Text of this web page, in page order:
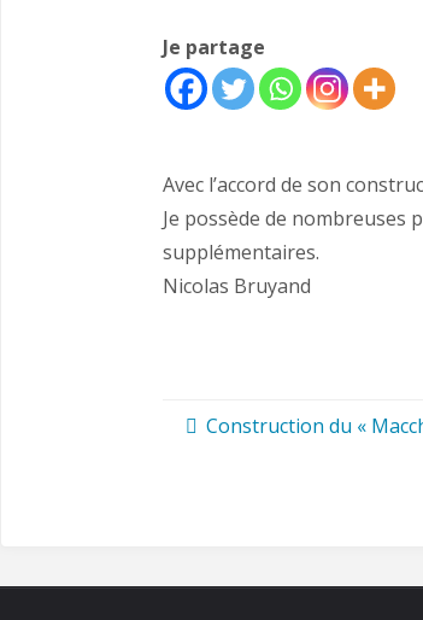
Je partage
Avec l’accord de son
Je possède de nombreuses
supplémentaires.
Nicolas Bruyand
Construction du «